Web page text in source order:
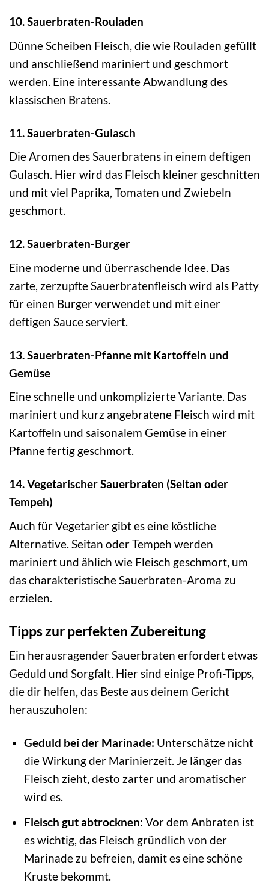
10. Sauerbraten-Rouladen
Dünne Scheiben Fleisch, die wie Rouladen gefüllt
und anschließend mariniert und geschmort
werden. Eine interessante Abwandlung des
klassischen Bratens.
11. Sauerbraten-Gulasch
Die Aromen des Sauerbratens in einem deftigen
Gulasch. Hier wird das Fleisch kleiner geschnitten
und mit viel Paprika, Tomaten und Zwiebeln
geschmort.
12. Sauerbraten-Burger
Eine moderne und überraschende Idee. Das
zarte, zerzupfte Sauerbratenfleisch wird als Patty
für einen Burger verwendet und mit einer
deftigen Sauce serviert.
13. Sauerbraten-Pfanne mit Kartoffeln und
Gemüse
Eine schnelle und unkomplizierte Variante. Das
mariniert und kurz angebratene Fleisch wird mit
Kartoffeln und saisonalem Gemüse in einer
Pfanne fertig geschmort.
14. Vegetarischer Sauerbraten (Seitan oder
Tempeh)
Auch für Vegetarier gibt es eine köstliche
Alternative. Seitan oder Tempeh werden
mariniert und ählich wie Fleisch geschmort, um
das charakteristische Sauerbraten-Aroma zu
erzielen.
Tipps zur perfekten Zubereitung
Ein herausragender Sauerbraten erfordert etwas
Geduld und Sorgfalt. Hier sind einige Profi-Tipps,
die dir helfen, das Beste aus deinem Gericht
herauszuholen:
Geduld bei der Marinade: Unterschätze nicht
die Wirkung der Marinierzeit. Je länger das
Fleisch zieht, desto zarter und aromatischer
wird es.
Fleisch gut abtrocknen: Vor dem Anbraten ist
es wichtig, das Fleisch gründlich von der
Marinade zu befreien, damit es eine schöne
Kruste bekommt.